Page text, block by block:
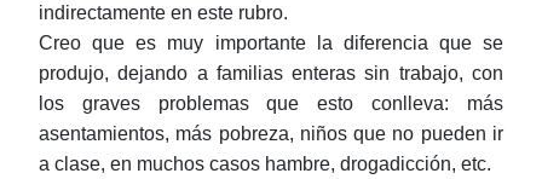
indirectamente en este rubro.
Creo que es muy importante la diferencia que se
produjo, dejando a familias enteras sin trabajo, con
los graves problemas que esto conlleva: más
asentamientos, más pobreza, niños que no pueden ir
a clase, en muchos casos hambre, drogadicción, etc.